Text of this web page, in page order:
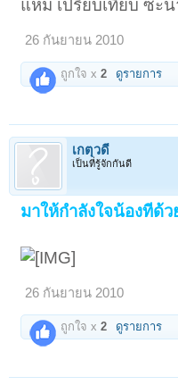
แหม เปรียบเทียบ ซะ
26 กันยายน 2010
ถูกใจ x2 ดูรายการ
เกตุวดี
เป็นที่รู้จักกันดี
มาให้กำลังใจน้องทีด้
26 กันยายน 2010
ถูกใจ x2 ดูรายการ